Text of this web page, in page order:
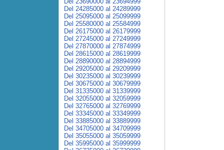
Del 24285000 al 24289999
Del 25095000 al 25099999
Del 25580000 al 25584999
Del 26175000 al 26179999
Del 27245000 al 27249999
Del 27870000 al 27874999
Del 28615000 al 28619999
Del 28890000 al 28894999
Del 29205000 al 29209999
Del 30235000 al 30239999
Del 30675000 al 30679999
Del 31335000 al 31339999
Del 32055000 al 32059999
Del 32765000 al 32769999
Del 33345000 al 33349999
Del 33885000 al 33889999
Del 34705000 al 34709999
Del 35055000 al 35059999
Del 35995000 al 35999999